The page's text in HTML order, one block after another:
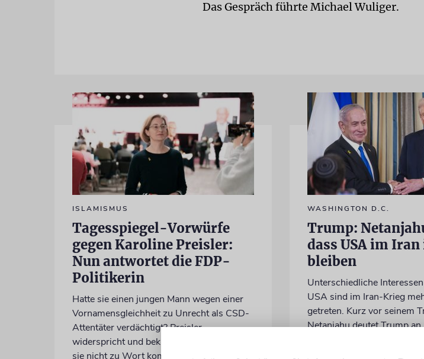
Das Gespräch führte Michael Wuliger.
ISLAMISMUS
Tagesspiegel-Vorwürfe
gegen Karoline Preisler:
Nun antwortet die FDP-
Politikerin
Hatte sie einen jungen Mann wegen einer
Vornamensgleichheit zu Unrecht als CSD-
Attentäter verdächtigt? Preisler
widerspricht und beklagt, die Zeitung habe
sie nicht zu Wort kommen lassen
WASHINGTON D.C.
Trump:
dass USA im
bleiben
Unterschiedliche
USA sind im Iran-Krieg
getreten. Kurz vor seinem
Netanjahu deutet Trump